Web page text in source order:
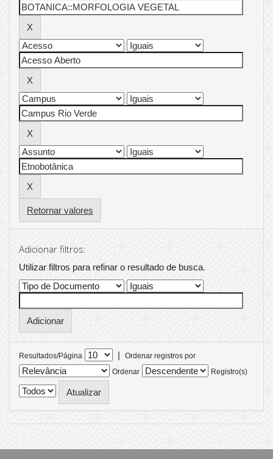
Retornar valores
Adicionar filtros:
Utilizar filtros para refinar o resultado de busca.
Resultados/Página |
Ordenar registros por
Ordenar
Registro(s)